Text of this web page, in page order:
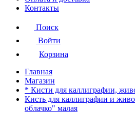
Контакты
Поиск
Войти
Корзина
Главная
Магазин
* Кисти для каллиграфии,
Кисть для каллиграфии и
облачко" малая